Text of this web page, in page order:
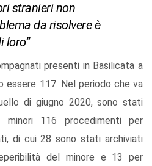
stranieri non
da risolvere è
loro”
presenti in Basilicata a
essere 117. Nel periodo che va
di giugno 2020, sono stati
116 procedimenti per
di cui 28 sono stati archiviati
del minore e 13 per